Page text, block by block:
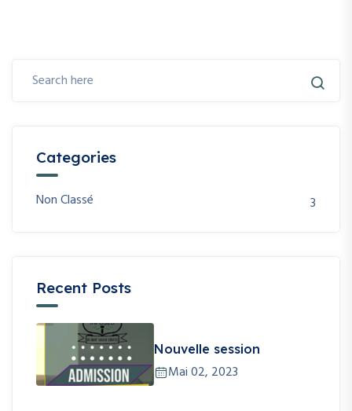
Categories
Non Classé 3
Recent Posts
Nouvelle session
Mai 02, 2023